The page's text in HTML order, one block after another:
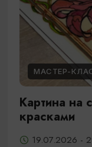
МАСТЕР-
Картина на
красками
19.07.2026 -